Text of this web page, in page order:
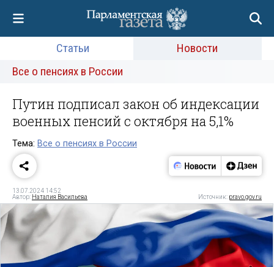
Статьи
Новости
Все о пенсиях в России
Путин подписал закон об индексации
военных пенсий с октября на 5,1%
Тема: Все о пенсиях в России
13.07.2024 14:52
Автор: Наталия Васильева Источник: pravo.gov.ru